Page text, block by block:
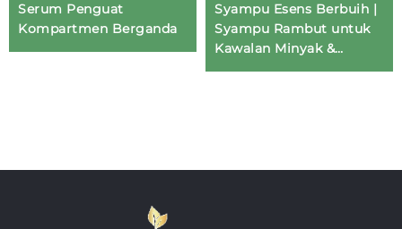
Serum Penguat
Kompartmen Berganda
Syampu Esens Berbuih |
Syampu Rambut untuk
Kawalan Minyak &
Memberi Isipadu |